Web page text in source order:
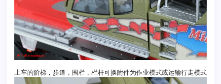
上车的阶梯，步道，围栏，栏杆可换附件为作业模式或运输行走模式